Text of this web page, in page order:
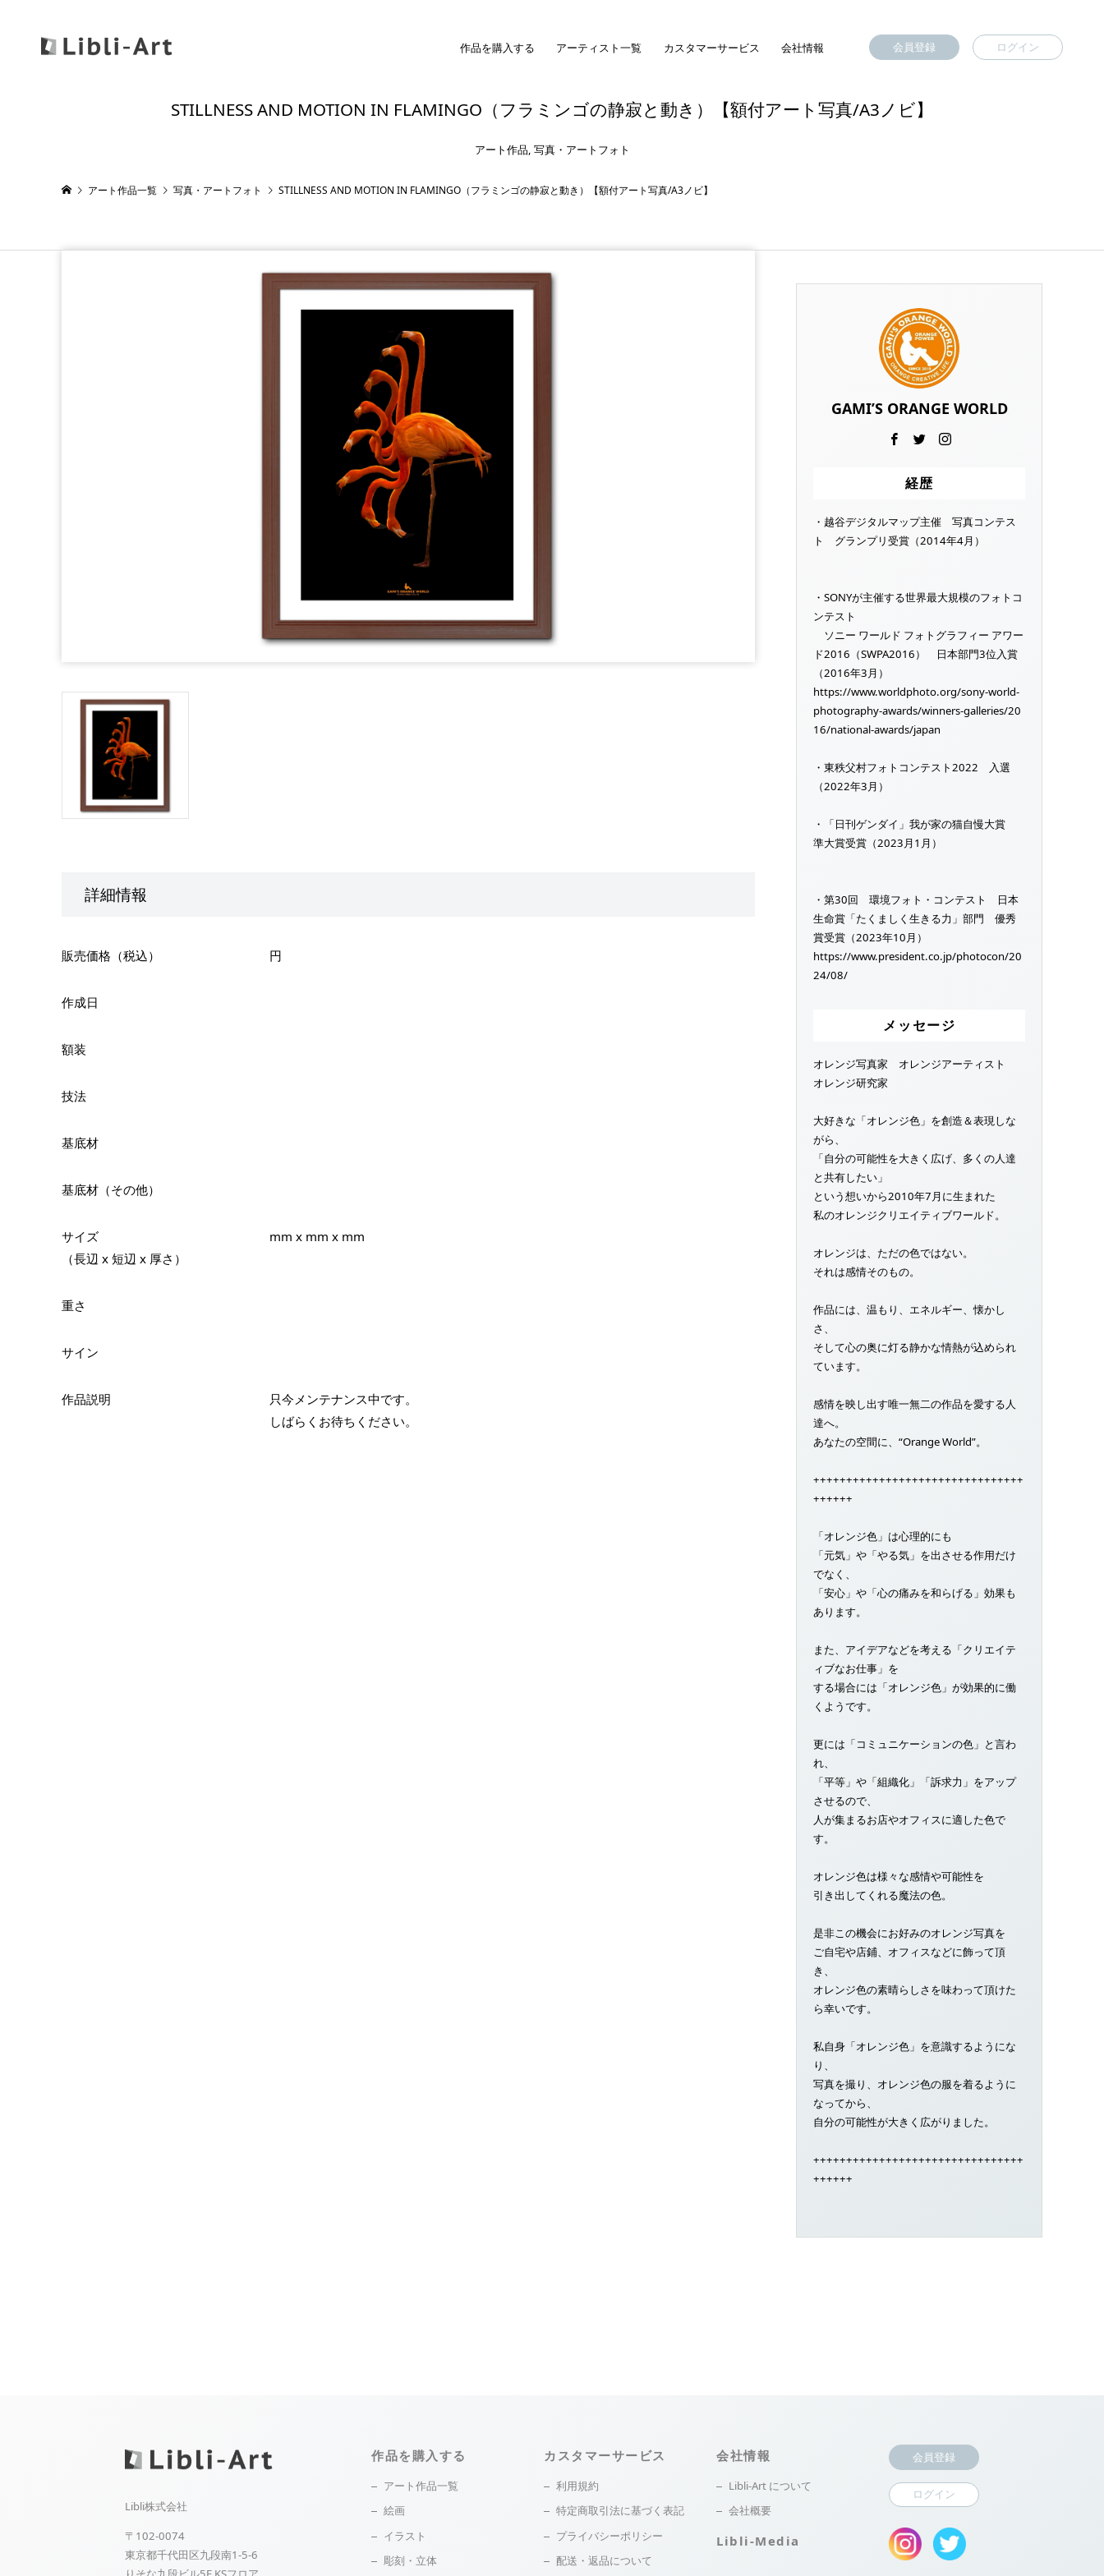
作品を購入する アーティスト一覧 カスタマーサービス 会社情報 会員登録 ログイン
STILLNESS AND MOTION IN FLAMINGO（フラミンゴの静寂と動き）【額付アート写真/A3ノビ】
アート作品, 写真・アートフォト
アート作品一覧 写真・アートフォト STILLNESS AND MOTION IN FLAMINGO（フラミンゴの静寂と動き）【額付アート写真/A3ノビ】
詳細情報
販売価格（税込） 円
作成日
額装
技法
基底材
基底材（その他）
サイズ
（長辺 x 短辺 x 厚さ）
mm x mm x mm
重さ
サイン
作品説明
只今メンテナンス中です。
しばらくお待ちください。
GAMI’S ORANGE WORLD
経歴
・越谷デジタルマップ主催 写真コンテス
ト グランプリ受賞（2014年4月）
・SONYが主催する世界最大規模のフォトコ
ンテスト
ソニー ワールド フォトグラフィー アワー
ド2016（SWPA2016） 日本部門3位入賞
（2016年3月）
https://www.worldphoto.org/sony-world-
photography-awards/winners-galleries/20
16/national-awards/japan
・東秩父村フォトコンテスト2022 入選
（2022年3月）
・「日刊ゲンダイ」我が家の猫自慢大賞
準大賞受賞（2023月1月）
・第30回 環境フォト・コンテスト 日本
生命賞「たくましく生きる力」部門 優秀
賞受賞（2023年10月）
https://www.president.co.jp/photocon/20
24/08/
メッセージ
オレンジ写真家 オレンジアーティスト
オレンジ研究家
大好きな「オレンジ色」を創造＆表現しな
がら、
「自分の可能性を大きく広げ、多くの人達
と共有したい」
という想いから2010年7月に生まれた
私のオレンジクリエイティブワールド。
オレンジは、ただの色ではない。
それは感情そのもの。
作品には、温もり、エネルギー、懐かし
さ、
そして心の奥に灯る静かな情熱が込められ
ています。
感情を映し出す唯一無二の作品を愛する人
達へ。
あなたの空間に、“Orange World”。
++++++++++++++++++++++++++++++++
++++++
「オレンジ色」は心理的にも
「元気」や「やる気」を出させる作用だけ
でなく、
「安心」や「心の痛みを和らげる」効果も
あります。
また、アイデアなどを考える「クリエイテ
ィブなお仕事」を
する場合には「オレンジ色」が効果的に働
くようです。
更には「コミュニケーションの色」と言わ
れ、
「平等」や「組織化」「訴求力」をアップ
させるので、
人が集まるお店やオフィスに適した色で
す。
オレンジ色は様々な感情や可能性を
引き出してくれる魔法の色。
是非この機会にお好みのオレンジ写真を
ご自宅や店鋪、オフィスなどに飾って頂
き、
オレンジ色の素晴らしさを味わって頂けた
ら幸いです。
私自身「オレンジ色」を意識するようにな
り、
写真を撮り、オレンジ色の服を着るように
なってから、
自分の可能性が大きく広がりました。
++++++++++++++++++++++++++++++++
++++++
Libli株式会社
〒102-0074
東京都千代田区九段南1-5-6
作品を購入する
アート作品一覧
絵画
イラスト
彫刻・立体
カスタマーサービス
利用規約
特定商取引法に基づく表記
プライバシーポリシー
配送・返品について
会社情報
Libli-Art について
会社概要
Libli-Media
会員登録
ログイン